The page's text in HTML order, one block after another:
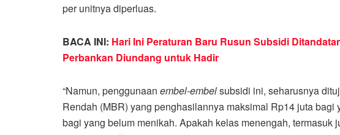
per unitnya diperluas.
BACA INI: Hari Ini Peraturan Baru Rusun Subsidi
Perbankan Diundang untuk Hadir
“Namun, penggunaan embel-embelsubsidi ini, seharusnya
Rendah (MBR) yang penghasilannya maksimal Rp14 juta
bagi yang belum menikah. Apakah kelas menengah, termasuk